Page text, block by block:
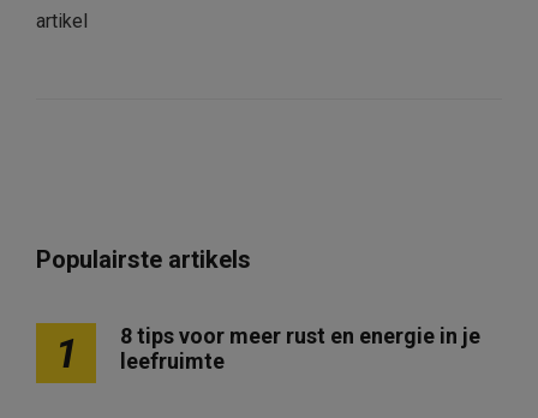
artikel
Populairste artikels
1
8 tips voor meer rust en energie in je
leefruimte